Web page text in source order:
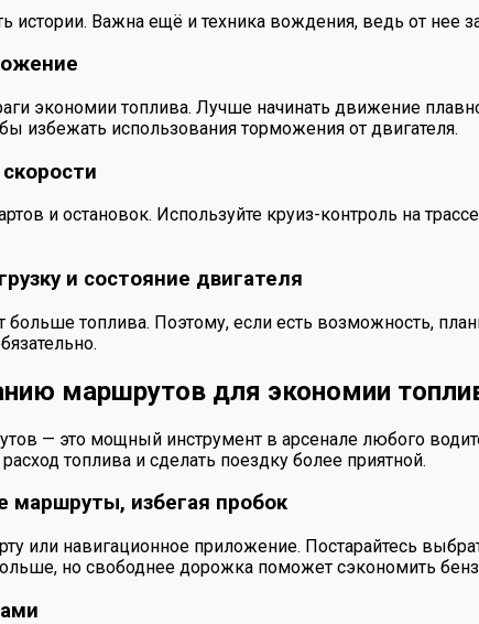
истории. Важна ещё и техника вождения, ведь от нее
экономии топлива. Лучше начинать движение
избежать использования торможения от двигателя.
и остановок. Используйте круиз-контроль на
и состояние двигателя
больше топлива. Поэтому, если есть возможность,
маршрутов для экономии
— это мощный инструмент в арсенале любого
топлива и сделать поездку более приятной.
маршруты, избегая пробок
или навигационное приложение. Постарайтесь
но свободнее дорожка поможет сэкономить